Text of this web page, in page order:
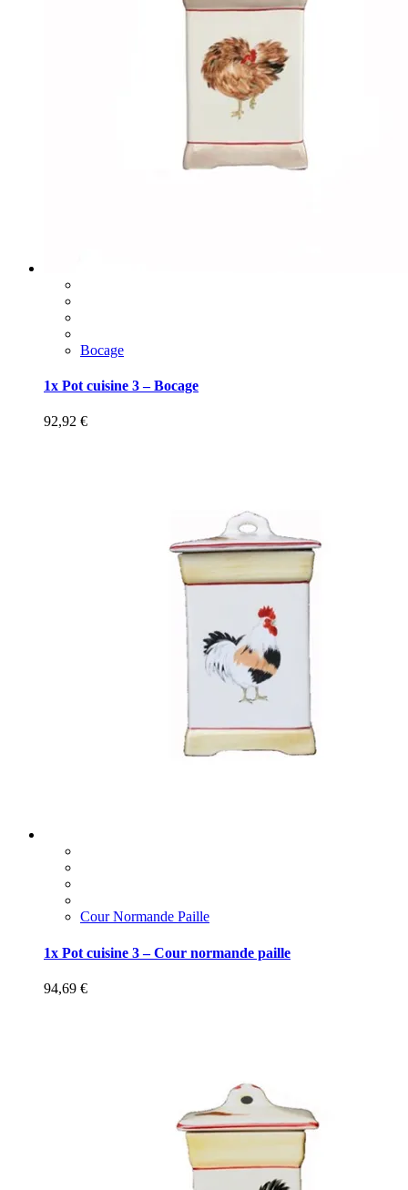
Bocage
1x Pot cuisine 3 – Bocage
92,92 €
Cour Normande Paille
1x Pot cuisine 3 – Cour normande paille
94,69 €